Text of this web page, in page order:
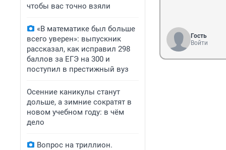
чтобы вас точно взяли
«В математике был больше
всего уверен»: выпускник
рассказал, как исправил 298
баллов за ЕГЭ на 300 и
поступил в престижный вуз
Осенние каникулы станут
дольше, а зимние сократят в
новом учебном году: в чём
дело
Вопрос на триллион.
Гость
Войти